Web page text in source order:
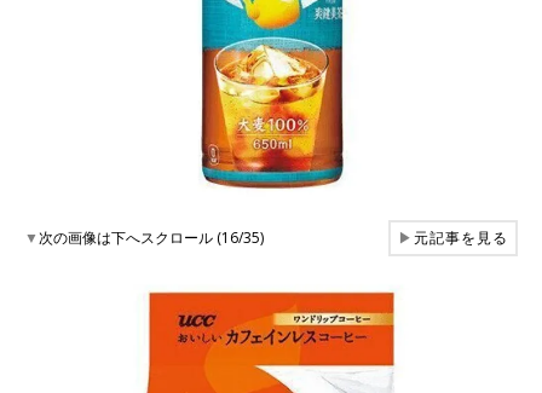
▼次の画像は下へスクロール (16/35) ▶元記事を見る